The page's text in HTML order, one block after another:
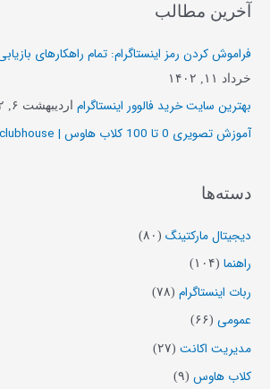
ج
ا
ی
آخرین مطالب
فراموش کردن رمز اینستاگرام: تمام راهکارهای
خرداد ۱۱, ۱۴۰۲
بهترین سایت خرید فالوور اینستاگرام اردیبهشت ۶, ۱۴۰۲
آموزش تصویری 0 تا 100 کلاب هاوس | clubhouse
دسته‌ها
دیجیتال مارکتینگ (۸۰)
راهنما (۱۰۴)
ربات اینستاگرام (۷۸)
عمومی (۶۶)
مدیریت اکانت (۲۷)
کلاب هاوس (۹)